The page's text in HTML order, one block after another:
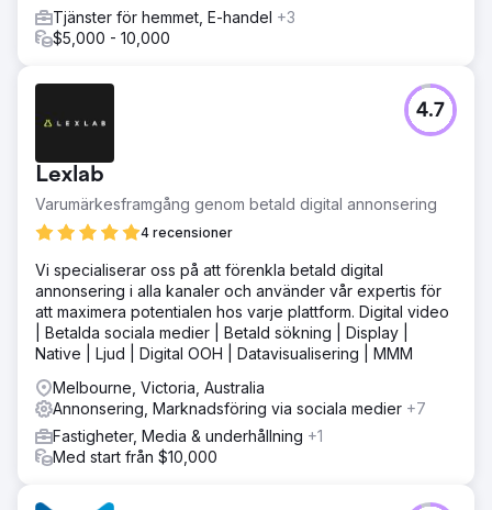
Tjänster för hemmet, E-handel +3
$5,000 - 10,000
Lexlab
Varumärkesframgång genom betald digital annonsering
4 recensioner
4.7
Vi specialiserar oss på att förenkla betald digital
annonsering i alla kanaler och använder vår expertis för
att maximera potentialen hos varje plattform. Digital video
| Betalda sociala medier | Betald sökning | Display |
Native | Ljud | Digital OOH | Datavisualisering | MMM
Melbourne, Victoria, Australia
Annonsering, Marknadsföring via sociala medier +7
Fastigheter, Media & underhållning +1
Med start från $10,000